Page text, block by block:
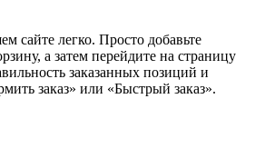
сайте легко. Просто добавьте
а затем перейдите на страницу
заказанных позиций и
заказ» или «Быстрый заказ».